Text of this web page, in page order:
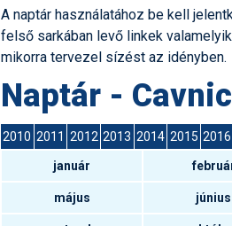
Fotók
A naptár használatához be kell
felső sarkában levő linkek
mikorra tervezel sízést az idényben.
Naptár -
2010 2011 2012 2013 2014 2015 2016
január
május június